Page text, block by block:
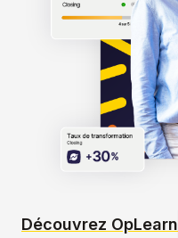
Découvrez OpLearn